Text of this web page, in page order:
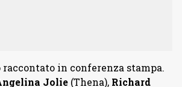
raccontato in conferenza stampa.
Jolie (Thena), Richard